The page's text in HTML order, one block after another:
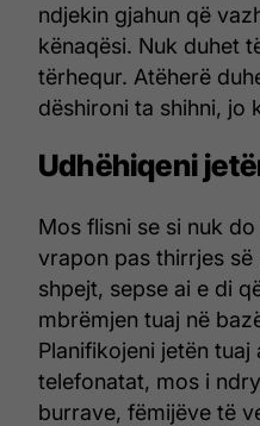
ndjekin gjahun që
kënaqësi. Nuk duhet
tërhequr. Atëherë
dëshironi ta shihni, jo
Udhëhiqeni
Mos flisni se si nuk
vrapon pas thirrjes së
shpejt, sepse ai e di
mbrëmjen tuaj në
Planifikojeni jetën
telefonatat, mos i
burrave, fëmijëve të